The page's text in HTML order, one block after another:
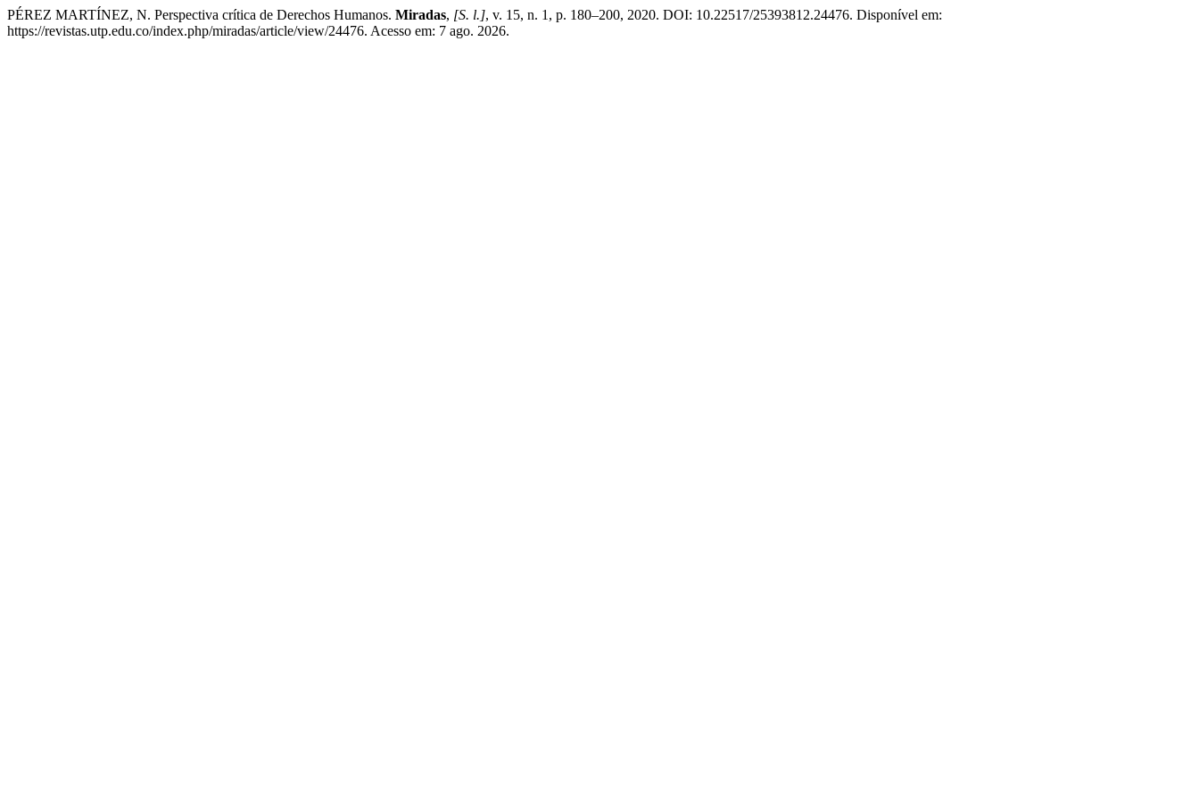
PÉREZ MARTÍNEZ, N. Perspectiva crítica de Derechos Humanos. Miradas, [S. l.], v. 15, n. 1, p. 180–200, 2020. DOI: 10.22517/25393812.24476. Disponível em:
https://revistas.utp.edu.co/index.php/miradas/article/view/24476. Acesso em: 7 ago. 2026.